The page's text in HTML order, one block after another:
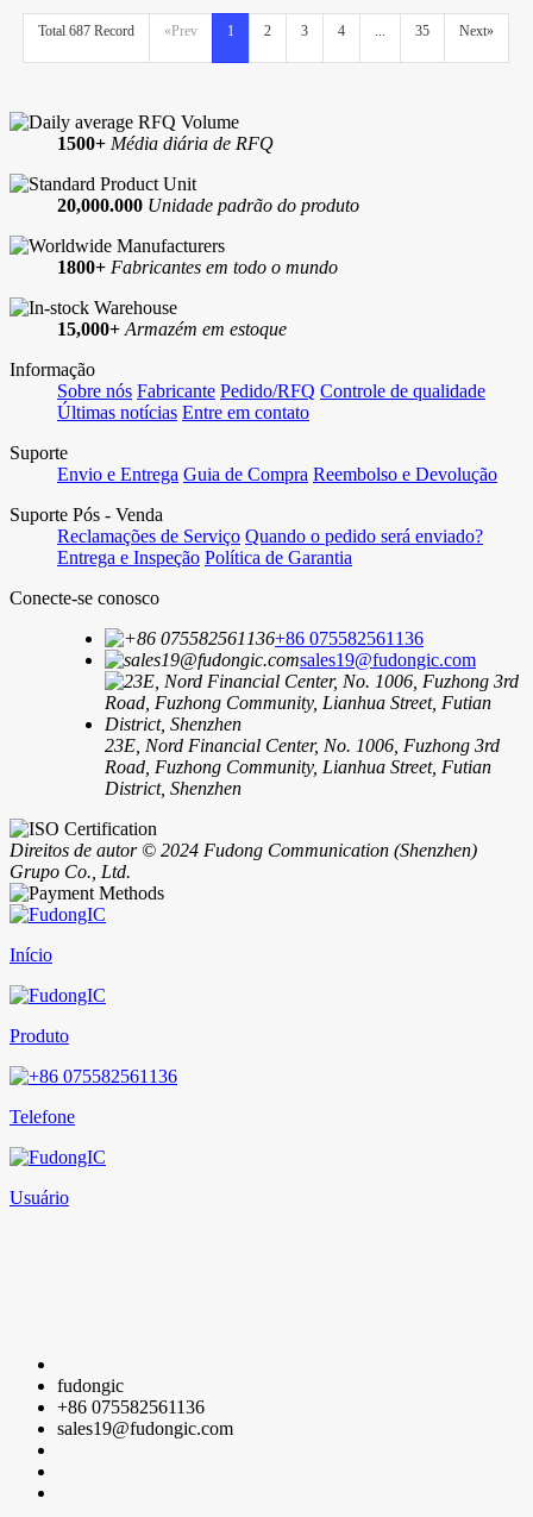
Total 687 Record «Prev 1 2 3 4 ... 35 Next»
1500+ Média diária de RFQ
20,000.000 Unidade padrão do produto
1800+ Fabricantes em todo o mundo
15,000+ Armazém em estoque
Informação
Sobre nós Fabricante Pedido/RFQ Controle de qualidade
Últimas notícias Entre em contato
Suporte
Envio e Entrega Guia de Compra Reembolso e Devolução
Suporte Pós - Venda
Reclamações de Serviço Quando o pedido será enviado?
Entrega e Inspeção Política de Garantia
Conecte-se conosco
+86 075582561136
sales19@fudongic.com
23E, Nord Financial Center, No. 1006, Fuzhong 3rd
Road, Fuzhong Community, Lianhua Street, Futian
District, Shenzhen
Direitos de autor © 2024 Fudong Communication (Shenzhen)
Grupo Co., Ltd.
Início
Produto
Telefone
Usuário
fudongic
+86 075582561136
sales19@fudongic.com